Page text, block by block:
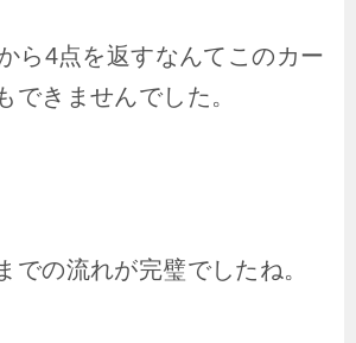
ら4点を返すなんてこのカー
できませんでした。
での流れが完璧でしたね。